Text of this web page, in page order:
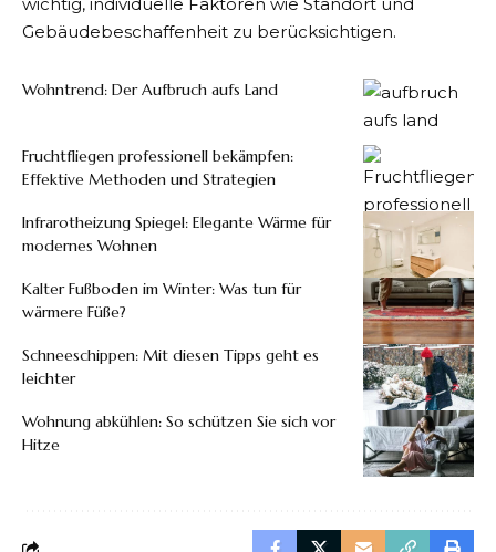
Gebäudebeschaffenheit zu berücksichtigen.
Wohntrend: Der Aufbruch aufs Land
Fruchtfliegen professionell bekämpfen:
Effektive Methoden und Strategien
Infrarotheizung Spiegel: Elegante Wärme für
modernes Wohnen
Kalter Fußboden im Winter: Was tun für
wärmere Füße?
Schneeschippen: Mit diesen Tipps geht es
leichter
Wohnung abkühlen: So schützen Sie sich vor
Hitze